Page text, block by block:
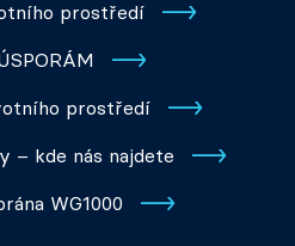
prostředí
prostředí
– kde nás najdete
WG1000